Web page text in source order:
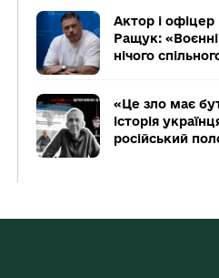
Актор і
Ращук:
нічого
«Це зло має
історія
російський